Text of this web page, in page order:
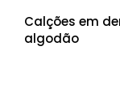
Calções em
algodão